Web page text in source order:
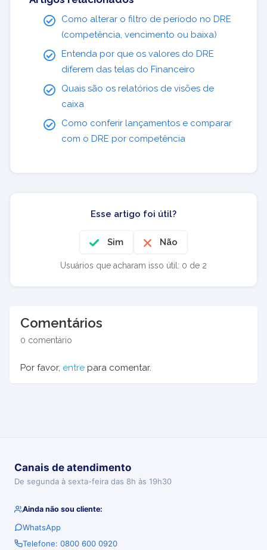
Como alterar o filtro de período no DRE
(competência, vencimento ou baixa)
Entenda por que os valores do DRE
diferem das telas do Financeiro
Quais são os relatórios de visões de
caixa
Como conferir lançamentos e comparar
com o DRE por competência
Esse artigo foi útil?
Sim Não
Usuários que acharam isso útil: 0 de 2
Comentários
0 comentário
Por favor, entre para comentar.
Canais de atendimento
De segunda à sexta-feira das 8h às 19h30
Ainda não sou cliente:
WhatsApp
Telefone: 0800 600 0920